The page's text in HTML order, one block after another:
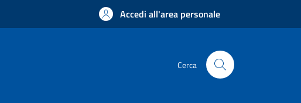
Accedi all'area personale
Cerca